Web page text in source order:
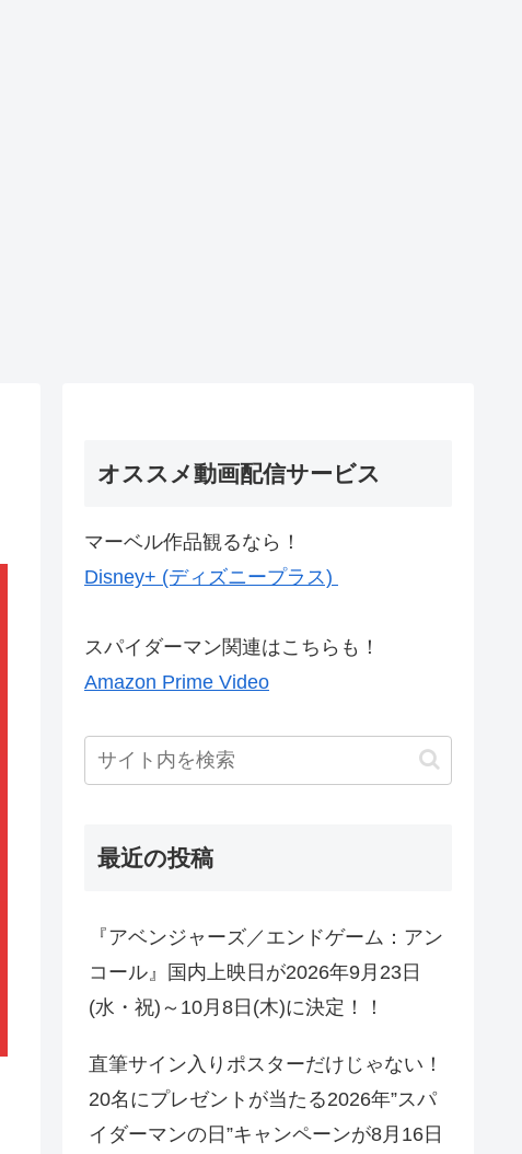
オススメ動画配信サービス
マーベル作品観るなら！
Disney+ (ディズニープラス)
スパイダーマン関連はこちらも！
Amazon Prime Video
最近の投稿
『アベンジャーズ／エンドゲーム：アン
コール』国内上映日が2026年9月23日
(水・祝)～10月8日(木)に決定！！
直筆サイン入りポスターだけじゃない！
20名にプレゼントが当たる2026年”スパ
イダーマンの日”キャンペーンが8月16日